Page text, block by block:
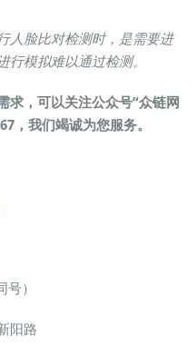
人脸比对检测时，是需要进
行模拟难以通过检测。
求，可以关注公众号“众链网
，我们竭诚为您服务。
）
阳路